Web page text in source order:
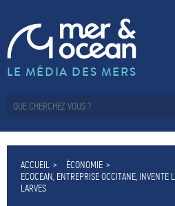
LE MÉDIA DES MERS
ACCUEIL
ÉCONOMIE
ECOCEAN, ENTREPRISE OCCITANE, INVENTE
LARVES